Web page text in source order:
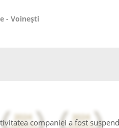
- Voineşti
companiei a fost